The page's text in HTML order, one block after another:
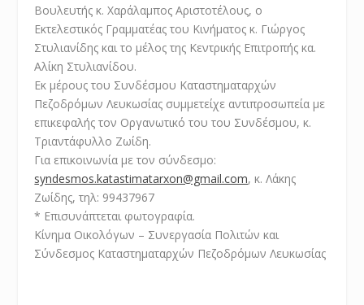
Βουλευτής κ. Χαράλαμπος Αριστοτέλους, ο
Εκτελεστικός Γραμματέας του Κινήματος κ. Γιώργος
Στυλιανίδης και το μέλος της Κεντρικής Επιτροπής κα.
Αλίκη Στυλιανίδου.
Εκ μέρους του Συνδέσμου Καταστηματαρχών
Πεζοδρόμων Λευκωσίας συμμετείχε αντιπροσωπεία με
επικεφαλής τον Οργανωτικό του του Συνδέσμου, κ.
Τριαντάφυλλο Ζωίδη.
Για επικοινωνία με τον σύνδεσμο:
syndesmos.katastimatarxon@gmail.com, κ. Λάκης
Ζωίδης, τηλ: 99437967
* Επισυνάπτεται φωτογραφία.
Κίνημα Οικολόγων – Συνεργασία Πολιτών και
Σύνδεσμος Καταστηματαρχών Πεζοδρόμων Λευκωσίας